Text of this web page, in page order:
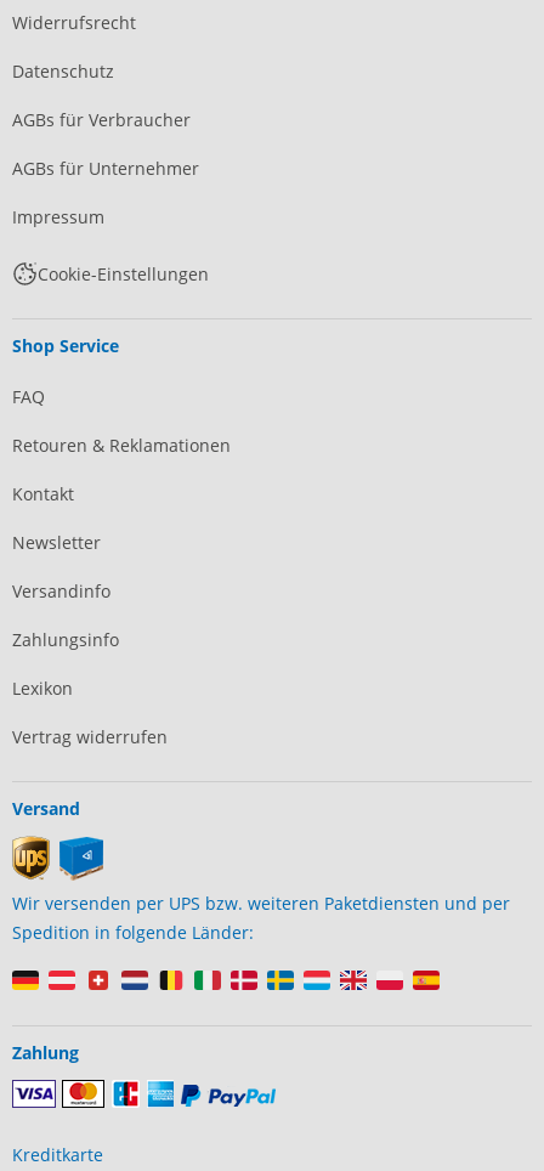
Widerrufsrecht
Datenschutz
AGBs für Verbraucher
AGBs für Unternehmer
Impressum
Cookie-Einstellungen
Shop Service
FAQ
Retouren & Reklamationen
Kontakt
Newsletter
Versandinfo
Zahlungsinfo
Lexikon
Vertrag widerrufen
Versand
Wir versenden per UPS bzw. weiteren Paketdiensten und per
Spedition in folgende Länder:
Zahlung
Kreditkarte